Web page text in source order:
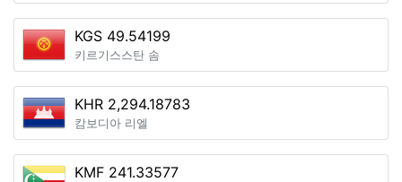
KGS 49.54199
키르기스스탄 솜
KHR 2,294.18783
캄보디아 리엘
KMF 241.33577